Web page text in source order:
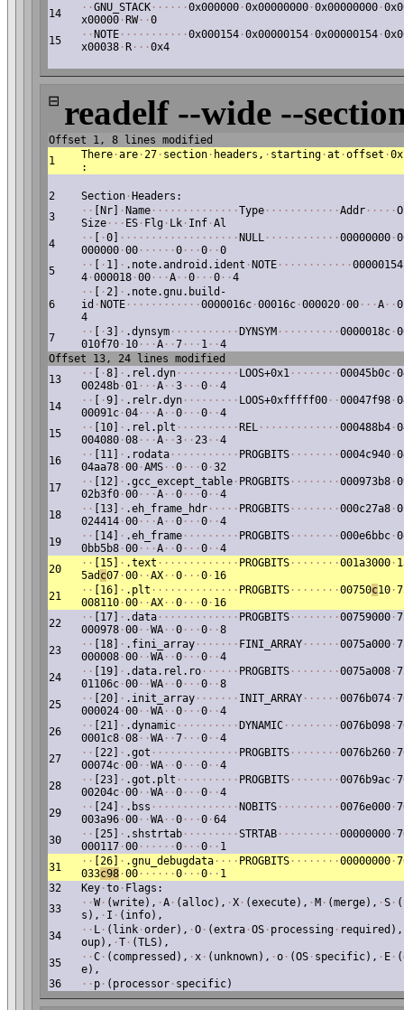
14
· ·GNU_STACK · · · · · ·0x000000 ·0x00000000 ·0x00000000 ·
x00000 · RW· ·0
15
· · NOTE · · · · · · · · · · ·0x000154 ·0x00000154 ·0x00000154 ·
x00038 · R · · ·0x4
⊟ readelf --wide --
Offset 1, 8 lines modified
1
There ·are ·27 · section · headers, · starting ·at ·offset ·
:
2 Section · Headers:
3
· · [Nr] · Name · · · · · · · · · · · · · ·Type · · · · · · · · · · · ·Addr · · · · ·
Size · · · ES · Flg · Lk · Inf ·Al
4
· · ·0] · · · · · · · · · · · · · · · · · · · NULL · · · · · · · · · · · ·00000000 ·
000000 ·00 · · · · · ·0 · · ·0 · ·0
5
· · · 1] · .note.android.ident · NOTE · · · · · · · · · · · ·00000154
4 ·000018 ·00 · · ·A · ·0 · · ·0 · ·4
6
· · ·2] · .note.gnu.build-
id · NOTE · · · · · · · · · · · ·0000016c ·00016c ·000020 ·00 · · ·A · ·0
4
7
· · ·3] · .dynsym · · · · · · · · · · · DYNSYM · · · · · · · · · ·0000018c ·
010f70 · 10 · · ·A · ·7 · · · 1 · ·4
Offset 13, 24 lines modified
13
· · ·8] · .rel.dyn · · · · · · · · · · LOOS+0x1 · · · · · · · ·00045b0c ·
00248b ·01 · · ·A · ·3 · · ·0 · ·4
14
· · ·9] · .relr.dyn · · · · · · · · · LOOS+0xfffff00 · ·00047f98 ·
00091c ·04 · · ·A · ·0 · · ·0 · ·4
15
· · [10] · .rel.plt · · · · · · · · · · REL · · · · · · · · · · · · ·000488b4 ·
004080 ·08 · · ·A · ·3 · ·23 · ·4
16
· · [11] · .rodata · · · · · · · · · · · PROGBITS · · · · · · · ·0004c940 ·
04aa78 ·00 ·AMS · ·0 · · ·0 ·32
17
· · [12] · .gcc_except_table · PROGBITS · · · · · · · ·000973b8 ·
02b3f0 ·00 · · ·A · ·0 · · ·0 · ·4
18
· · [13] · .eh_frame_hdr · · · · · PROGBITS · · · · · · · ·000c27a8 ·
024414 ·00 · · ·A · ·0 · · ·0 · ·4
19
· · [14] · .eh_frame · · · · · · · · · PROGBITS · · · · · · · ·000e6bbc ·
0bb5b8 ·00 · · ·A · ·0 · · ·0 · ·4
20
· · [15] · .text · · · · · · · · · · · · · PROGBITS · · · · · · · ·001a3000 ·
5ad c07 ·00 · ·AX · ·0 · · ·0 · 16
21
· · [16] · .plt · · · · · · · · · · · · · · PROGBITS · · · · · · · ·00750c10 ·
008110 ·00 · ·AX · ·0 · · ·0 · 16
22
· · [17] · .data · · · · · · · · · · · · · PROGBITS · · · · · · · ·00759000 ·
000978 ·00 · ·WA · ·0 · · ·0 · ·8
23
· · [18] · .fini_array · · · · · · · FINI_ARRAY · · · · · ·0075a000 ·
000008 ·00 · ·WA · ·0 · · ·0 · ·4
24
· · [19] · .data.rel.ro · · · · · · PROGBITS · · · · · · · ·0075a008 ·
01106c ·00 · ·WA · ·0 · · ·0 · ·8
25
· · [20] · .init_array · · · · · · · INIT_ARRAY · · · · · ·0076b074 ·
000024 ·00 · ·WA · ·0 · · ·0 · ·4
26
· · [21] · .dynamic · · · · · · · · · · DYNAMIC · · · · · · · · ·0076b098 ·
0001c8 ·08 · ·WA · ·7 · · ·0 · ·4
27
· · [22] · .got · · · · · · · · · · · · · · PROGBITS · · · · · · · ·0076b260 ·
00074c ·00 · ·WA · ·0 · · ·0 · ·4
28
· · [23] · .got.plt · · · · · · · · · · PROGBITS · · · · · · · ·0076b9ac ·
00204c ·00 · ·WA · ·0 · · ·0 · ·4
29
· · [24] · .bss · · · · · · · · · · · · · · NOBITS · · · · · · · · · ·0076e000 ·
003a96 ·00 · ·WA · ·0 · · ·0 ·64
30
· · [25] · .shstrtab · · · · · · · · ·STRTAB · · · · · · · · · ·00000000 ·
000117 ·00 · · · · · ·0 · · ·0 · · 1
31
· · [26] · .gnu_debugdata · · · · PROGBITS · · · · · · · ·00000000 ·
033c98 ·00 · · · · · ·0 · · ·0 · · 1
32
Key ·to · Flags:
33
· ·W· (write), ·A · (alloc), ·X · (execute), · M · (merge), ·S ·
s), · I · (info),
34
· · L · (link ·order), ·O · (extra ·OS · processing · required),
oup), ·T · (TLS),
35
· ·C · (compressed), ·x · (unknown), ·o · (OS · specific), · E ·
e),
36
· · p · (processor · specific)